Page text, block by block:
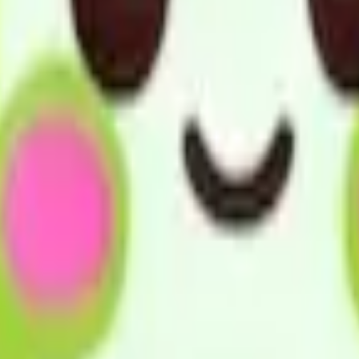
れている環境等に応じて、そのお客様が可能な限りその
あたっては、お客様の意思と人格を尊重し、お客様の選
行う。 3.指定居宅サービス事業所の選定については、利
明します。 4.事業所の実施にあたっては、利用者の意思
あたっては、地域との結びつきを重視し、市町村、地域
ービスを含めた地域における様々な取り組みを行う者等